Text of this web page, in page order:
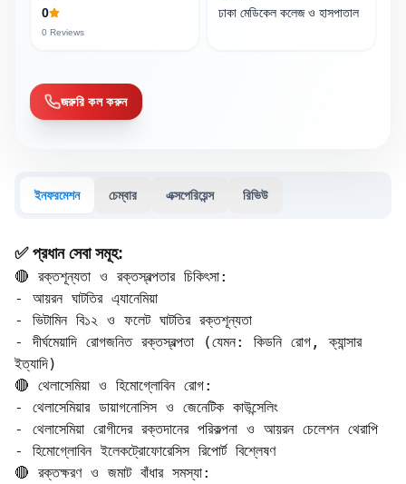
0
0 Reviews
ঢাকা মেডিকেল কলেজ ও হাসপাতাল
জরুরি কল করুন
ইনফরমেশন চেম্বার এক্সপেরিয়েন্স রিভিউ
✅ প্রধান সেবা সমূহ:
🔴 রক্তশূন্যতা ও রক্তস্বল্পতার চিকিৎসা:
- আয়রন ঘাটতির এ্যানেমিয়া
- ভিটামিন বি১২ ও ফলেট ঘাটতির রক্তশূন্যতা
- দীর্ঘমেয়াদি রোগজনিত রক্তস্বল্পতা (যেমন: কিডনি রোগ, ক্যান্সার
ইত্যাদি)
🔴 থেলাসেমিয়া ও হিমোগ্লোবিন রোগ:
- থেলাসেমিয়ার ডায়াগনোসিস ও জেনেটিক কাউন্সেলিং
- থেলাসেমিয়া রোগীদের রক্তদানের পরিকল্পনা ও আয়রন চেলেশন থেরাপি
- হিমোগ্লোবিন ইলেকট্রোফোরেসিস রিপোর্ট বিশ্লেষণ
🔴 রক্তক্ষরণ ও জমাট বাঁধার সমস্যা: